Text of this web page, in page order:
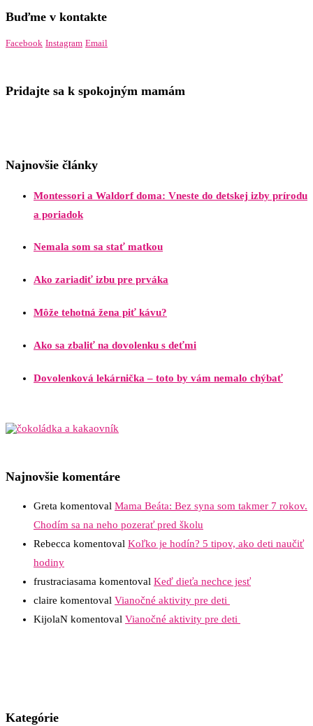
Buďme v kontakte
Facebook Instagram Email
Pridajte sa k spokojným mamám
Najnovšie články
Montessori a Waldorf doma: Vneste do detskej izby prírodu
a poriadok
Nemala som sa stať matkou
Ako zariadiť izbu pre prváka
Môže tehotná žena piť kávu?
Ako sa zbaliť na dovolenku s deťmi
Dovolenková lekárnička – toto by vám nemalo chýbať
Najnovšie komentáre
Greta komentoval Mama Beáta: Bez syna som takmer 7 rokov.
Chodím sa na neho pozerať pred školu
Rebecca komentoval Koľko je hodín? 5 tipov, ako deti naučiť
hodiny
frustraciasama komentoval Keď dieťa nechce jesť
claire komentoval Vianočné aktivity pre deti
KijolaN komentoval Vianočné aktivity pre deti
Kategórie